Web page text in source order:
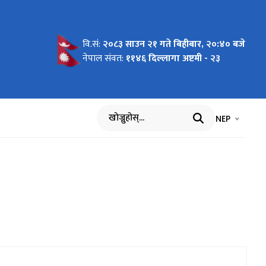
वि.सं: २०८३ साउन २१ गते बिहीबार, २०:४० बजे
नेपाल संवत: ११४६ दिल्लागा अष्टमी - २३
खोज्नुहोस् भाषा चयन
NEP